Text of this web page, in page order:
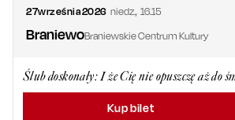
27września2026 niedz., 16.15
BraniewoBraniewskie Centrum Kultury
Ślub doskonały: I że Cię nie opuszczę aż do
Kup bilet